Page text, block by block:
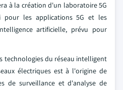
à la création d'un laboratoire 5G
pour les applications 5G et les
artificielle, prévu pour
technologies du réseau intelligent
électriques est à l'origine de
de surveillance et d'analyse de